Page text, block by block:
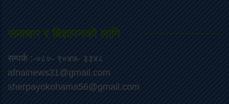
समाचार र बिज्ञापनको लागि
सम्पर्क :-०८०- ९०४७- ३३४८
afnainews31@gmail.com
sherpayokohama56@gmail.com